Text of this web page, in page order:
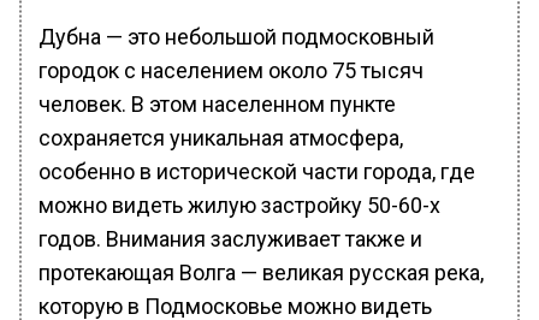
Дубна — это небольшой подмосковный
городок с населением около 75 тысяч
человек. В этом населенном пункте
сохраняется уникальная атмосфера,
особенно в исторической части города, где
можно видеть жилую застройку 50-60-х
годов. Внимания заслуживает также и
протекающая Волга — великая русская река,
которую в Подмосковье можно видеть